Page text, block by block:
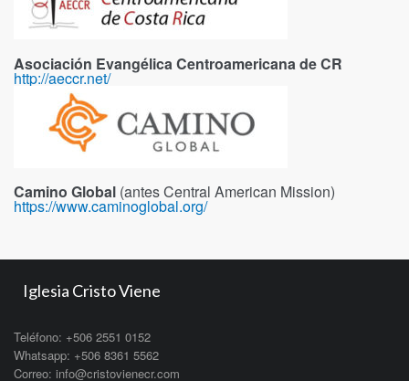
Asociación Evangélica Centroamericana de CR
http://aeccr.net/
Camino Global (antes Central American Mission)
https://www.caminoglobal.org/
Iglesia Cristo Viene
Teléfono: +506 2551 0152
Whatsapp: +506 8361 5562
Correo: info@cristovienecr.com